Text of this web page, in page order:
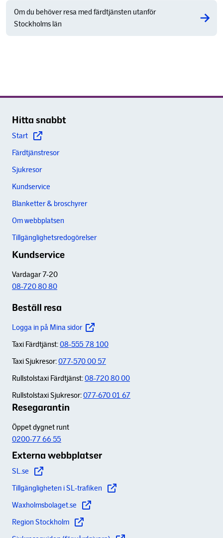
Om du behöver resa med färdtjänsten utanför
Stockholms län
Hitta snabbt
Start
Färdtjänstresor
Sjukresor
Kundservice
Blanketter & broschyrer
Om webbplatsen
Tillgänglighetsredogörelser
Kundservice
Vardagar 7-20
08-720 80 80
Beställ resa
Logga in på Mina sidor
Taxi Färdtjänst:08-555 78 100
Taxi Sjukresor:077-570 00 57
Rullstolstaxi Färdtjänst:08-720 80 00
Rullstolstaxi Sjukresor:077-670 01 67
Resegarantin
Öppet dygnet runt
0200-77 66 55
Externa webbplatser
SL.se
Tillgängligheten i SL-trafiken
Waxholmsbolaget.se
Region Stockholm